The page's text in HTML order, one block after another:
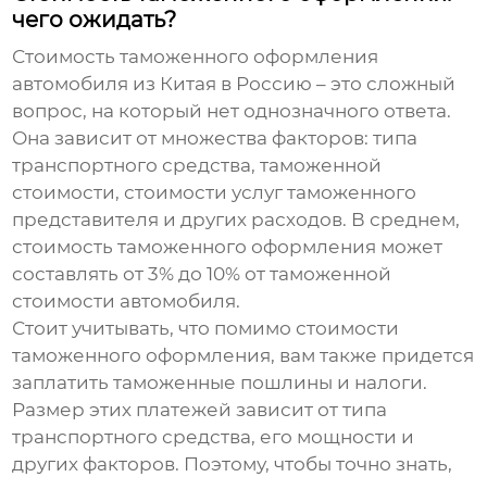
чего ожидать?
Стоимость таможенного оформления
автомобиля из Китая в Россию – это сложный
вопрос, на который нет однозначного ответа.
Она зависит от множества факторов: типа
транспортного средства, таможенной
стоимости, стоимости услуг таможенного
представителя и других расходов. В среднем,
стоимость таможенного оформления может
составлять от 3% до 10% от таможенной
стоимости автомобиля.
Стоит учитывать, что помимо стоимости
таможенного оформления, вам также придется
заплатить таможенные пошлины и налоги.
Размер этих платежей зависит от типа
транспортного средства, его мощности и
других факторов. Поэтому, чтобы точно знать,